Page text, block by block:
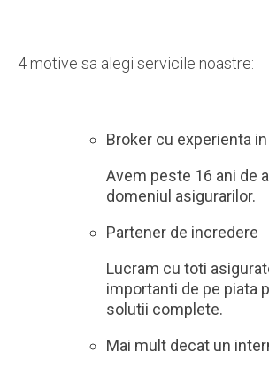
4 motive sa alegi servicile noastre:
Broker cu experienta
Avem peste 16 ani de
domeniul asigurarilor.
Partener de incredere
Lucram cu toti
importanti de pe piata
solutii complete.
Mai mult decat un